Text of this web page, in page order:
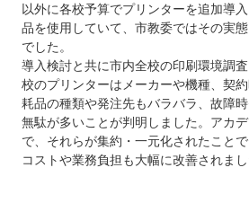
以外に各校予算でプリンターを追加導
品を使用していて、市教委ではその実
でした。
導入検討と共に市内全校の印刷環境調
校のプリンターはメーカーや機種、契
耗品の種類や発注先もバラバラ、故障
無駄が多いことが判明しました。アカ
で、それらが集約・一元化されたこと
コストや業務負担も大幅に改善されまし